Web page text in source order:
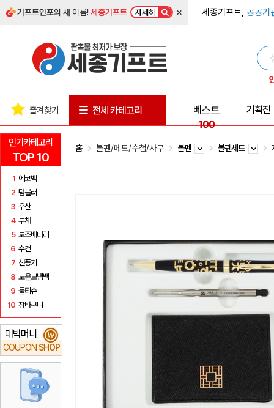
기프트인포의 새 이름!세종기프트 자세히 × 세종기프트, 공공기
인기카테고리
TOP 10
1 에코백
2 텀블러
3 우산
4 부채
5 보조배터리
6 수건
7 선풍기
8 보온보냉백
9 물티슈
10 장바구니
대박머니
COUPON SHOP
₩
즐겨찾기 전체 카테고리
베스트
100
기획전
홈 볼펜/메모/수첩/사무 볼펜 볼펜세트